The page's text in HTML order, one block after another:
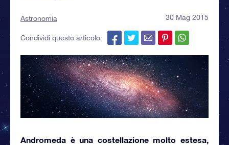
Astronomia 30 Mag 2015
Condividi questo articolo:
Andromeda è una costellazione molto estesa,